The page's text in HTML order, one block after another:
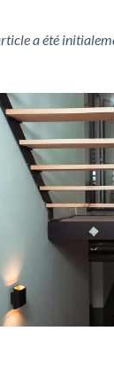
a été